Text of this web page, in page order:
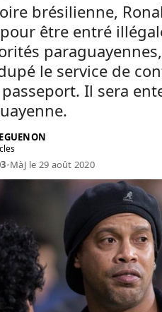
brésilienne,
être entré
le service de
Il sera
•MàJ le 29 août 2020